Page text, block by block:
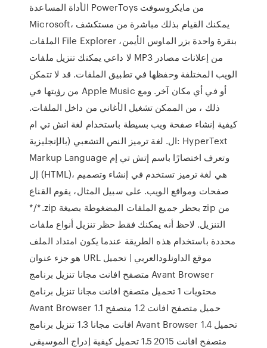
الأداة المساعدة PowerToys من مايكروسوفت
Microsoft، يمكنك القيام بذلك مباشرة من مستكشف
الملفات File Explorer بنقرة واحدة بزر الماوس الأيمن،
لا داعي يمكنك تنزيل ملفات MP3 من إعلانات مصادر
الويب المختلفة وحفظها في تطبيق الملفات. قد لا تتمكن
من رؤيتها في Apple Music أو في أي مكان آخر. ومع
ذلك ، من الممكن تشغيل الأغاني من داخل الملفات.
كيفية إنشاء صفحة ويب بسيطة باستخدام لغة اتش تي ام
ال. لغة ترميز النص التشعبي (بالإنجليزية: HyperText
Markup Language وتعرف اختصارًا باسم إتش تي إم
إل (HTML)، هي لغة ترميز تستخدم في إنشاء وتصميم
صفحات ومواقع الويب. على سبيل المثال، يقوم القناع
*/*.zip بحظر جميع الملفات المضغوطة بصيغة zip من
التنزيل. لاحظ أنه يمكنك فقط حظر تنزيل أنواع ملفات
محددة باستخدام هذه الطريقة عندما يكون امتداد الملف
هو جزء عنوان URL موقع الداونلودالعربي | تحميل
متصفح افانت مجانا تنزيل برنامج Avant Browser
محتويات 1 تحميل متصفح افانت مجانا تنزيل برنامج
Avant Browser 1.1 حميل متصفح افانت 1.2 متصفح
افانت مجانا 1.3 تنزيل برنامج Avant Browser 1.4 تحميل
متصفح افانت 2015 1.5 تحميل كيفية إدراج الموسيقى